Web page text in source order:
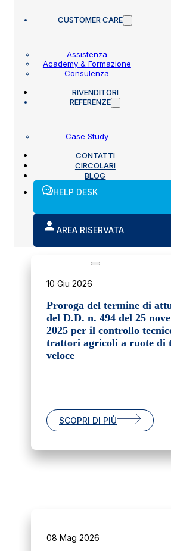
CUSTOMER CARE
Assistenza
Academy & Formazione
Consulenza
RIVENDITORI
REFERENZE
Case Study
CONTATTI
CIRCOLARI
BLOG
HELP DESK
AREA RISERVATA
Disposizioni operative per
verifica dei veicoli mirate al
rafforzamento e al
delle campagne di
airbag Takata.
SCOPRI DI PIÙ
10 Giu 2026
Proroga del termine di
del D.D. n. 494 del 25
2025 per il controllo
trattori agricoli a ruote di
veloce
SCOPRI DI PIÙ
08 Mag 2026